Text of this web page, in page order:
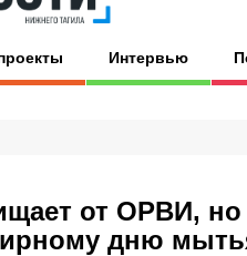
Интервью
от ОРВИ, но
дню